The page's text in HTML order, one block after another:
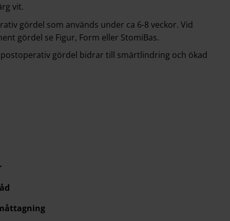
vit.
gördel som används under ca 6-8 veckor. Vid
gördel se Figur, Form eller StomiBas.
gördel bidrar till smärtlindring och ökad